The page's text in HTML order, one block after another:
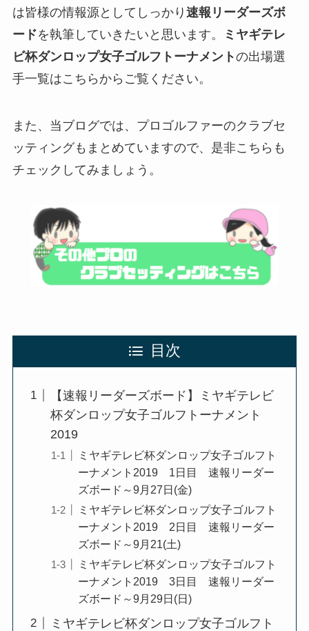
は皆様の情報源としてしっかり 速報リーダーズボ
ードを執筆していきたいと思います。
ミヤギテレ
ビ杯ダンロップ女子ゴルフトーナメントの出場選
手一覧はこちらからご覧ください。
また、当ブログでは、プロゴルファーのクラブセ
ッティングもまとめていますので、是非こちらも
チェックしてみましょう。
目次
【速報リーダーズボード】ミヤギテレビ
杯ダンロップ女子ゴルフトーナメント
2019
ミヤギテレビ杯ダンロップ女子ゴルフト
ーナメント2019 1日目 速報リーダー
ズボード～9月27日(金)
ミヤギテレビ杯ダンロップ女子ゴルフト
ーナメント2019 2日目 速報リーダー
ズボード～9月21(土)
ミヤギテレビ杯ダンロップ女子ゴルフト
ーナメント2019 3日目 速報リーダー
ズボード～9月29日(日)
ミヤギテレビ杯ダンロップ女子ゴルフト